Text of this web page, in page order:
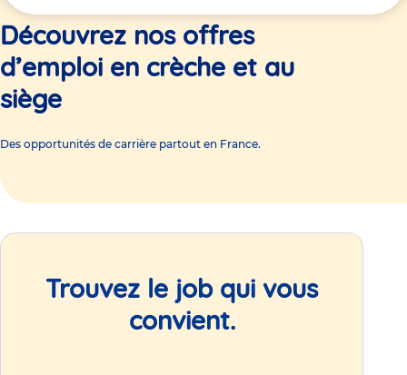
ici
Découvrez nos offres
d’emploi en crèche et au
siège
Des opportunités de carrière partout en France.
Trouvez le job qui vous
convient.